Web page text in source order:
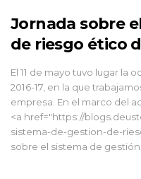
Jornada sobre
de riesgo ético
El 11 de mayo tuvo lugar la
2016-17, en la que
empresa. En el marco del
<a href="https://
sistema-de-gestion-de-
sobre el sistema de